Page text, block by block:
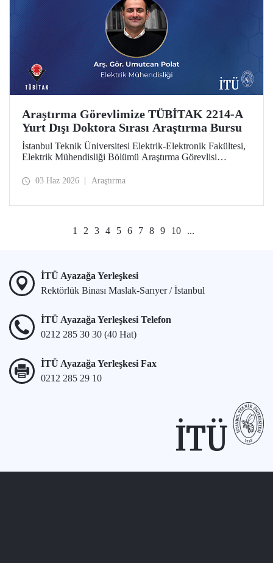
Araştırma Görevlimize TÜBİTAK 2214-A
Yurt Dışı Doktora Sırası Araştırma Bursu
İstanbul Teknik Üniversitesi Elektrik-Elektronik Fakültesi,
Elektrik Mühendisliği Bölümü Araştırma Görevlisi
Sırası Araştırma Bursu kapsamında desteklenmeye hak
03 Haz 2026 Araştırma
1 2 3 4 5 6 7 8 9 10 ...
İTÜ Ayazağa Yerleşkesi
Rektörlük Binası Maslak-Sarıyer / İstanbul
İTÜ Ayazağa Yerleşkesi Telefon
0212 285 30 30 (40 Hat)
İTÜ Ayazağa Yerleşkesi Fax
0212 285 29 10